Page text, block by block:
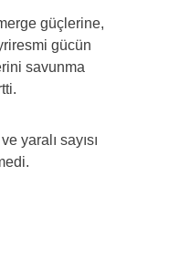
güçlerine,
gücün
savunma
yaralı sayısı